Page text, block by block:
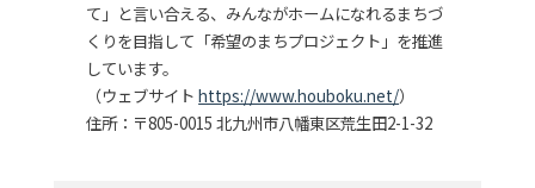
て」と言い合える、みんながホームになれるまちづ
くりを目指して「希望のまちプロジェクト」を推進
しています。
（ウェブサイトhttps://www.houboku.net/）
住所：〒805-0015 北九州市八幡東区荒生田2-1-32